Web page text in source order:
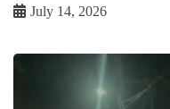
July 14, 2026